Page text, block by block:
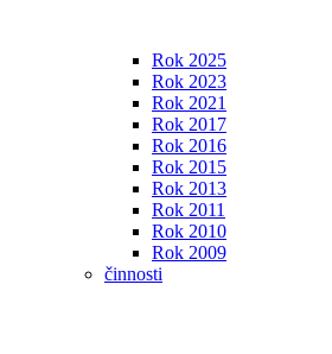
Rok 2025
Rok 2023
Rok 2021
Rok 2017
Rok 2016
Rok 2015
Rok 2013
Rok 2011
Rok 2010
Rok 2009
činnosti